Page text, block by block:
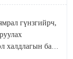
гүнзгийрч,
халдлагын бай